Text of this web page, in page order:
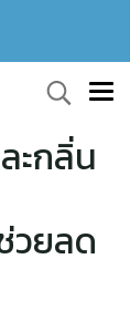
ะกลิ่น
วยลด